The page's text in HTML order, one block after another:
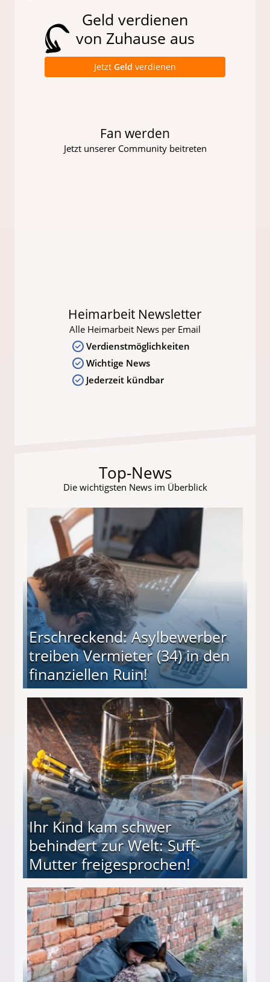
Geld verdienen
von Zuhause aus
Jetzt Geld verdienen
Fan werden
Jetzt unserer Community beitreten
Heimarbeit Newsletter
Alle Heimarbeit News per Email
Verdienstmöglichkeiten
Wichtige News
Jederzeit kündbar
Top-News
Die wichtigsten News im Überblick
Erschreckend: Asylbewerber
treiben Vermieter (34) in den
finanziellen Ruin!
(34) in den finanziellen Ruin!
Ihr Kind kam schwer
behindert zur Welt: Suff-
Mutter freigesprochen!
Mutter freigesprochen!